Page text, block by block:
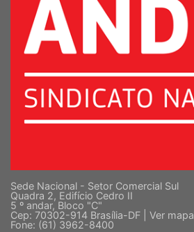
Sede Nacional - Setor Comercial Sul
Quadra 2, Edifício Cedro II
5 º andar, Bloco "C"
Cep: 70302-914 Brasília-DF | Ver mapa
Fone: (61) 3962-8400